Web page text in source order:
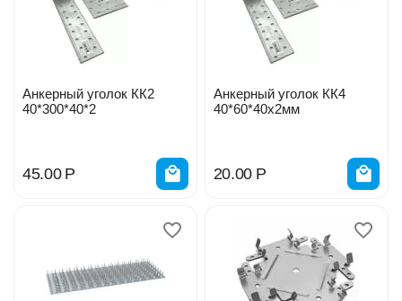
Анкерный уголок КК2
40*300*40*2
45.00 Р
Анкерный уголок КК4
40*60*40х2мм
20.00 Р